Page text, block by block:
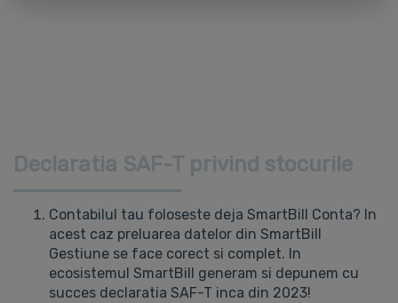
Declaratia SAF-T privind stocurile
Contabilul tau foloseste deja SmartBill Conta? In
acest caz preluarea datelor din SmartBill
Gestiune se face corect si complet. In
ecosistemul SmartBill generam si depunem cu
succes declaratia SAF-T inca din 2023!